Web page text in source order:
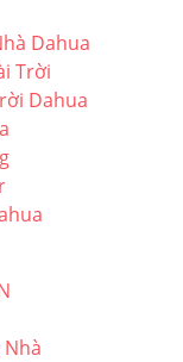
Dahua
Trời
Dahua
Nhà